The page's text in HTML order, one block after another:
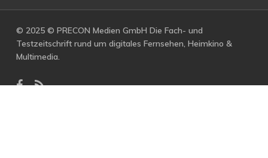
© 2025 © PRECON Medien GmbH Die Fach- und
Testzeitschrift rund um digitales Fernsehen, Heimkino &
Multimedia.
facebook
RSS